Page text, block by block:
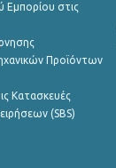
Εμπορίου στις
Προϊόντων
Κατασκευές
(SBS)